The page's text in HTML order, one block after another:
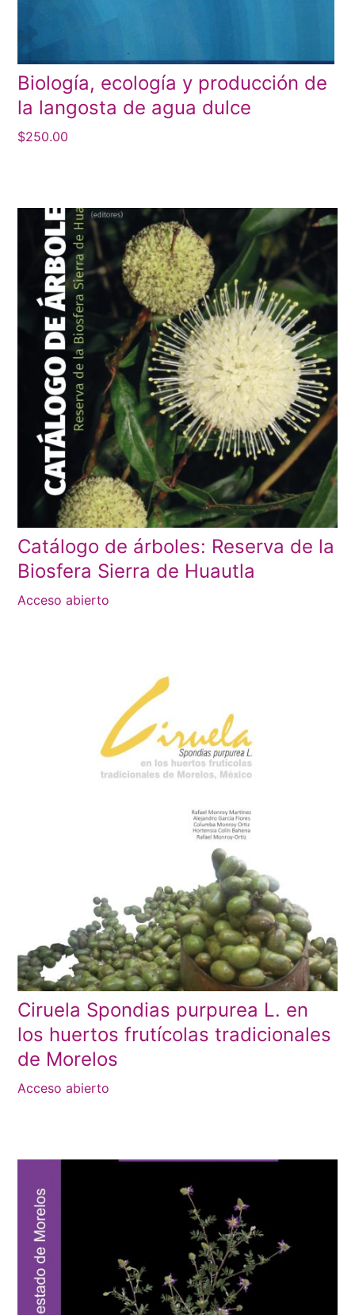
Biología, ecología y producción de
la langosta de agua dulce
$250.00
Catálogo de árboles: Reserva de la
Biosfera Sierra de Huautla
Acceso abierto
Ciruela Spondias purpurea L. en
los huertos frutícolas tradicionales
de Morelos
Acceso abierto